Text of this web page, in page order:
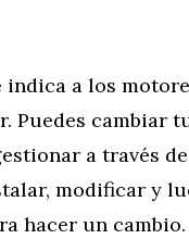
a los
Puedes cambiar
a través
modificar y
hacer un cambio.